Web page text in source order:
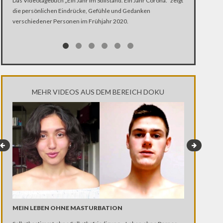
die persönlichen Eindrücke, Gefühle und Gedanken
verschiedener Personen im Frühjahr 2020.
MEHR VIDEOS AUS DEM BEREICH DOKU
MEIN LEBEN OHNE MASTURBATION